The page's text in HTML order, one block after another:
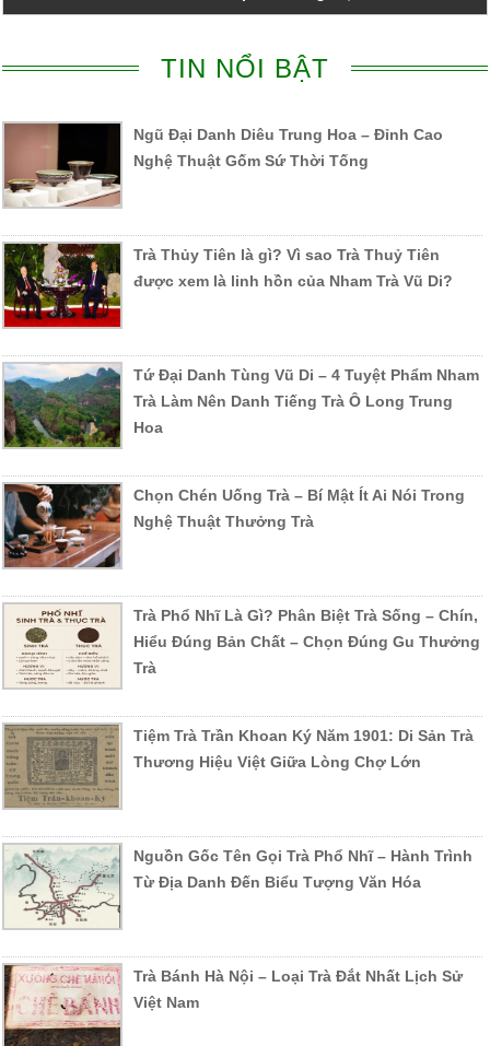
TIN NỔI BẬT
Ngũ Đại Danh Diêu Trung Hoa – Đỉnh Cao
Nghệ Thuật Gốm Sứ Thời Tống
Trà Thủy Tiên là gì? Vì sao Trà Thuỷ Tiên
được xem là linh hồn của Nham Trà Vũ Di?
Tứ Đại Danh Tùng Vũ Di – 4 Tuyệt Phẩm Nham
Trà Làm Nên Danh Tiếng Trà Ô Long Trung
Hoa
Chọn Chén Uống Trà – Bí Mật Ít Ai Nói Trong
Nghệ Thuật Thưởng Trà
Trà Phổ Nhĩ Là Gì? Phân Biệt Trà Sống – Chín,
Hiểu Đúng Bản Chất – Chọn Đúng Gu Thưởng
Trà
Tiệm Trà Trần Khoan Ký Năm 1901: Di Sản Trà
Thương Hiệu Việt Giữa Lòng Chợ Lớn
Nguồn Gốc Tên Gọi Trà Phổ Nhĩ – Hành Trình
Từ Địa Danh Đến Biểu Tượng Văn Hóa
Trà Bánh Hà Nội – Loại Trà Đắt Nhất Lịch Sử
Việt Nam